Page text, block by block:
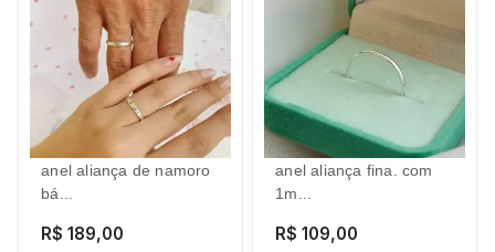
anel aliança de namoro
bá...
R$ 189,00
anel aliança fina. com
1m...
R$ 109,00